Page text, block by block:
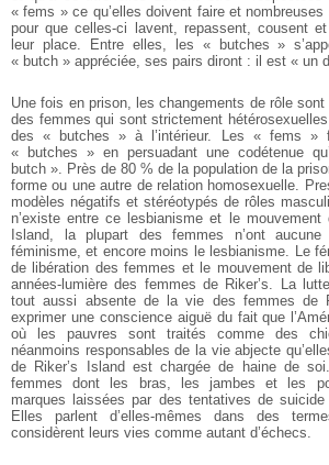
« fems » ce qu’elles doivent faire et
pour que celles-ci lavent, repassent, cousent
leur place. Entre elles, les « butches »
« butch » appréciée, ses pairs diront : il est « un
Une fois en prison, les changements de rôle
des femmes qui sont strictement hétérosexuelles
des « butches » à l’intérieur. Les « fems »
« butches » en persuadant une codétenue
butch ». Près de 80 % de la population de la
forme ou une autre de relation homosexuelle.
modèles négatifs et stéréotypés de rôles
n’existe entre ce lesbianisme et le mouvement
Island, la plupart des femmes n’ont
féminisme, et encore moins le lesbianisme. Le
de libération des femmes et le mouvement de
années-lumière des femmes de Riker’s.
La
tout aussi absente de la vie des femmes de
exprimer une conscience aiguë du fait que
où les pauvres sont traités comme des
néanmoins responsables de la vie abjecte
de Riker’s Island est chargée de haine de
femmes dont les bras, les jambes et les
marques laissées par des tentatives de suicide
Elles parlent d’elles-mêmes dans des
considèrent leurs vies comme autant d’échecs.